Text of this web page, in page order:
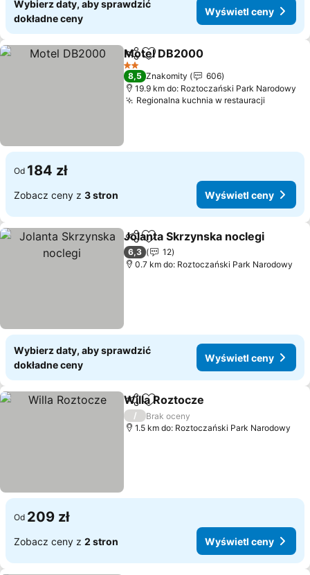
Wybierz daty, aby sprawdzić
dokładne ceny
Wyświetl ceny
Udostępnij
Dodaj do ulubionych
Motel DB2000
2 Kategoria
8,5 Znakomity
606
19.9 km do: Roztoczański Park Narodowy
Regionalna kuchnia w restauracji
Od 184 zł
Zobacz ceny z 3 stron Wyświetl ceny
Udostępnij
Dodaj do ulubionych
Jolanta Skrzynska noclegi
6,3
12
0.7 km do: Roztoczański Park Narodowy
Wybierz daty, aby sprawdzić
dokładne ceny
Wyświetl ceny
Udostępnij
Dodaj do ulubionych
Willa Roztocze
/
Brak oceny
1.5 km do: Roztoczański Park Narodowy
Od 209 zł
Zobacz ceny z 2 stron Wyświetl ceny